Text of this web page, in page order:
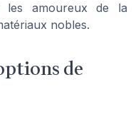
amoureux de la
nobles.
de